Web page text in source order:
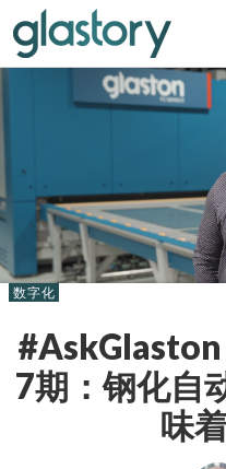
#AskGlaston
7期：钢化自
味
数字化